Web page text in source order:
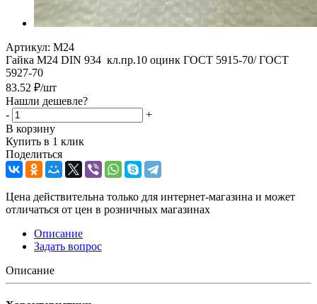
Артикул: М24
Гайка М24 DIN 934 кл.пр.10 оцинк ГОСТ 5915-70/ ГОСТ
5927-70
83.52 ₽/шт
Нашли дешевле?
-
+
В корзину
Купить в 1 клик
Поделиться
Цена действительна только для интернет-магазина и может
отличаться от цен в розничных магазинах
Описание
Задать вопрос
Описание